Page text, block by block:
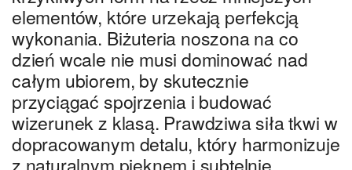
elementów, które urzekają perfekcją
wykonania. Biżuteria noszona na co
dzień wcale nie musi dominować nad
całym ubiorem, by skutecznie
przyciągać spojrzenia i budować
wizerunek z klasą. Prawdziwa siła tkwi w
dopracowanym detalu, który harmonizuje
z naturalnym pięknem i subtelnie